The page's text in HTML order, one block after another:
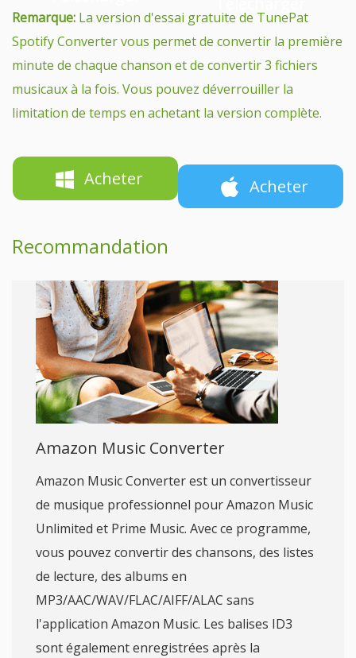
Remarque: La version d'essai gratuite de TunePat
Spotify Converter vous permet de convertir la première
minute de chaque chanson et de convertir 3 fichiers
musicaux à la fois. Vous pouvez déverrouiller la
limitation de temps en achetant la version complète.
Acheter Acheter
Recommandation
Amazon Music Converter
Amazon Music Converter est un convertisseur
de musique professionnel pour Amazon Music
Unlimited et Prime Music. Avec ce programme,
vous pouvez convertir des chansons, des listes
de lecture, des albums en
MP3/AAC/WAV/FLAC/AIFF/ALAC sans
l'application Amazon Music. Les balises ID3
sont également enregistrées après la